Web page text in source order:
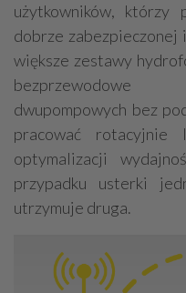
użytkowników, którzy
dobrze
większe zestawy
bezprzewodowe
dwupompowych bez
pracować
optymalizacji
przypadku usterki
utrzymuje druga.